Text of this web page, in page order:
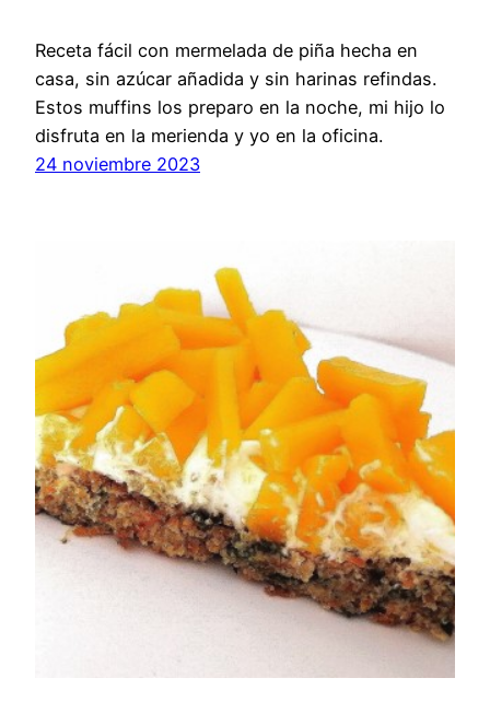
Receta fácil con mermelada de piña hecha en
casa, sin azúcar añadida y sin harinas refindas.
Estos muffins los preparo en la noche, mi hijo lo
disfruta en la merienda y yo en la oficina.
24 noviembre 2023